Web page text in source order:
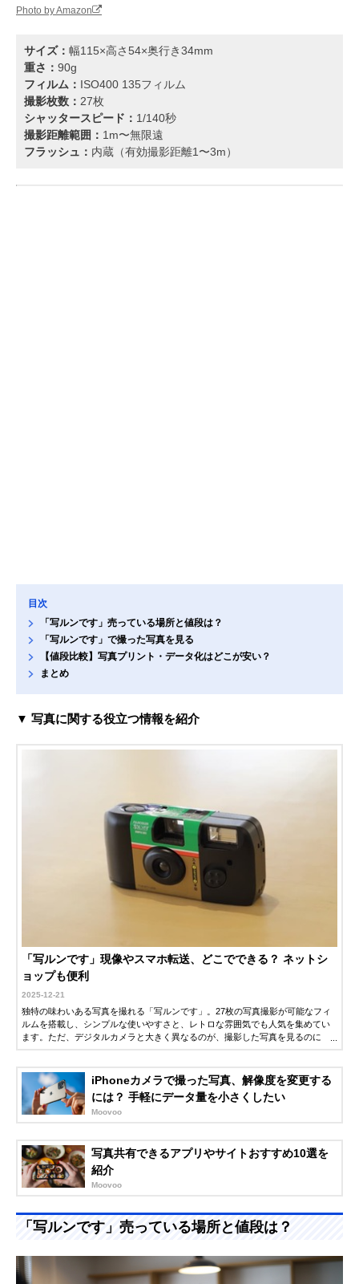
Photo by Amazon
サイズ： 幅115×高さ54×奥行き34mm
重さ： 90g
フィルム： ISO400 135フィルム
撮影枚数： 27枚
シャッタースピード： 1/140秒
撮影距離範囲： 1m〜無限遠
フラッシュ： 内蔵（有効撮影距離1〜3m）
目次
「写ルンです」売っている場所と値段は？
「写ルンです」で撮った写真を見る
【値段比較】写真プリント・データ化はどこが安い？
まとめ
▼ 写真に関する役立つ情報を紹介
「写ルンです」現像やスマホ転送、どこでできる？ ネットシ
ョップも便利
2025-12-21
独特の味わいある写真を撮れる「写ルンです」。27枚の写真撮影が可能なフィ
ルムを搭載し、シンプルな使いやすさと、レトロな雰囲気でも人気を集めてい
ます。ただ、デジタルカメラと大きく異なるのが、撮影した写真を見るのに
認するまでの流れと、料金について紹介します。ぜひ参考にしてください。
iPhoneカメラで撮った写真、解像度を変更する
には？ 手軽にデータ量を小さくしたい
Moovoo
写真共有できるアプリやサイトおすすめ10選を
紹介
Moovoo
「写ルンです」売っている場所と値段は？